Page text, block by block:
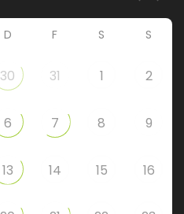
D F S S
30 31 1 2
6 7 8 9
13 14 15 16